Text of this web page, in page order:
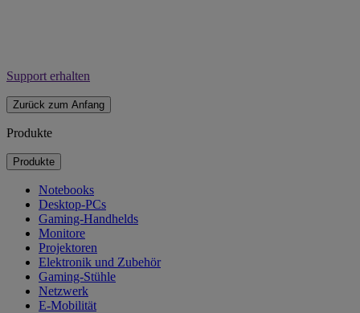
Support erhalten
Zurück zum Anfang
Produkte
Produkte
Notebooks
Desktop-PCs
Gaming-Handhelds
Monitore
Projektoren
Elektronik und Zubehör
Gaming-Stühle
Netzwerk
E-Mobilität